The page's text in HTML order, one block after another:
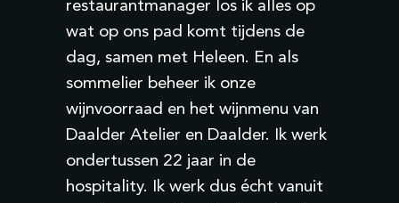
restaurantmanager los ik alles op
wat op ons pad komt tijdens de
dag, samen met Heleen. En als
sommelier beheer ik onze
wijnvoorraad en het wijnmenu van
Daalder Atelier en Daalder. Ik werk
ondertussen 22 jaar in de
hospitality. Ik werk dus écht vanuit